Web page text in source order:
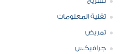
تقنية المعلومات
تمريض
جرافيكس